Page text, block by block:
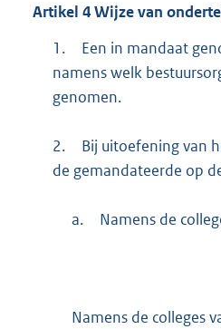
Artikel 4Wijze van
1.
Een in mandaat
namens welk
genomen.
2.
Bij uitoefening van
de gemandateerde op
a. Namens de
Namens de colleges